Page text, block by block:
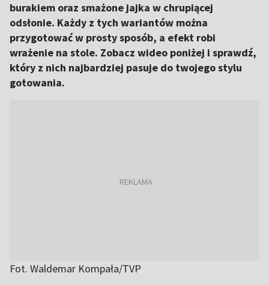
burakiem oraz smażone jajka w chrupiącej
odsłonie. Każdy z tych wariantów można
przygotować w prosty sposób, a efekt robi
wrażenie na stole. Zobacz wideo poniżej i sprawdź,
który z nich najbardziej pasuje do twojego stylu
gotowania.
Fot. Waldemar Kompała/TVP